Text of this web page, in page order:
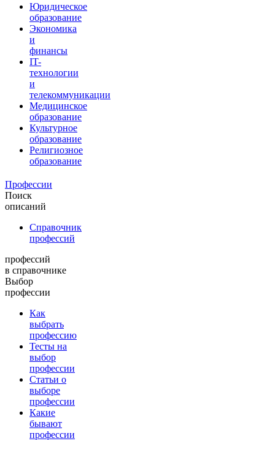
Юридическое
образование
Экономика
и
финансы
IT-
технологии
и
телекоммуникации
Медицинское
образование
Культурное
образование
Религиозное
образование
Профессии
Поиск
описаний
Справочник
профессий
профессий
в справочнике
Выбор
профессии
Как
выбрать
профессию
Тесты на
выбор
профессии
Статьи о
выборе
профессии
Какие
бывают
профессии